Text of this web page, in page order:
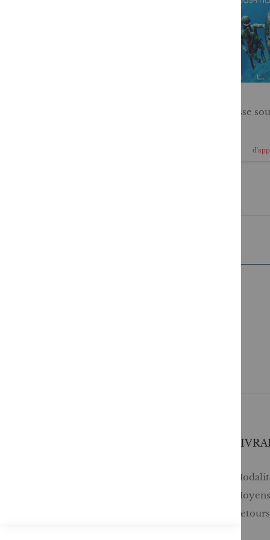
La chasse